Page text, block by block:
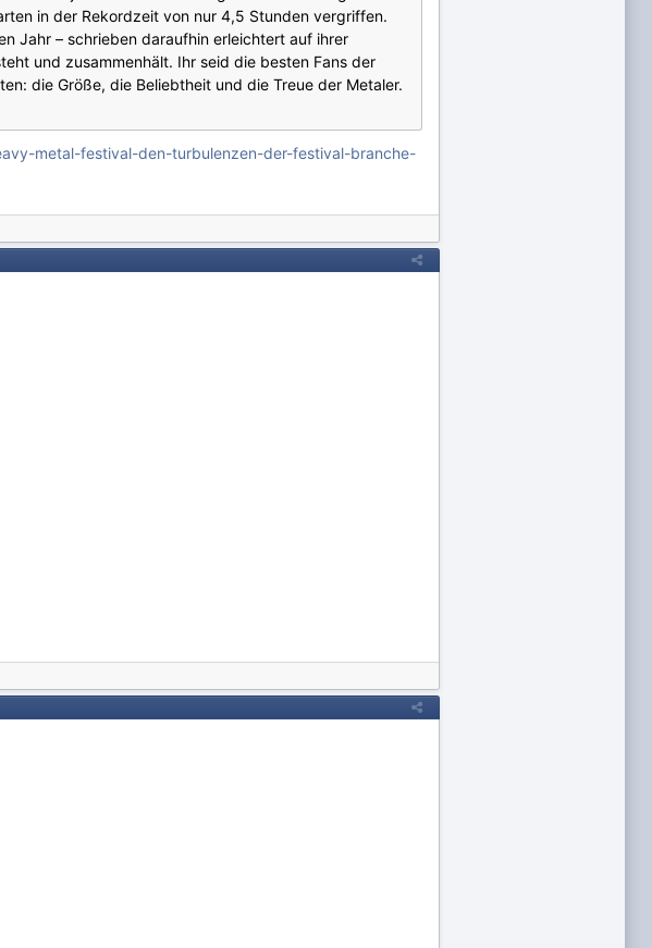
in der Rekordzeit von nur 4,5 Stunden vergriffen.
Jahr – schrieben daraufhin erleichtert auf ihrer
und zusammenhält. Ihr seid die besten Fans der
die Größe, die Beliebtheit und die Treue der Metaler.
metal-festival-den-turbulenzen-der-festival-branche-